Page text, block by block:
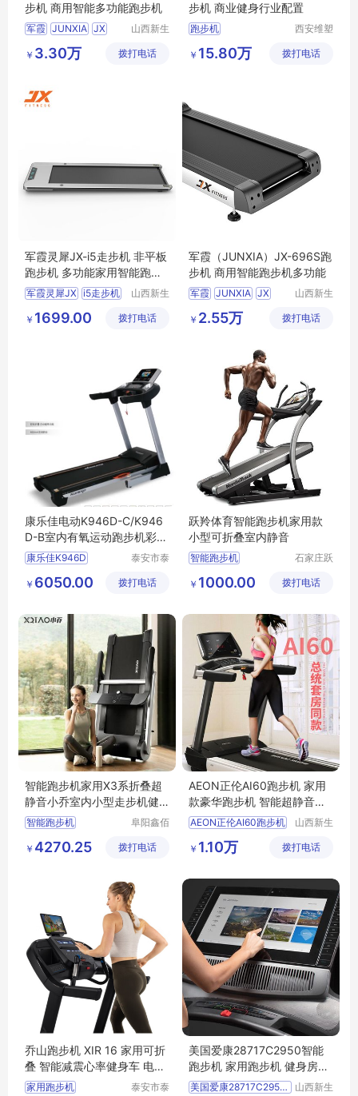
步机 商用智能多功能跑步机
军霞 JUNXIA JX
军霞跑步机
山西新生
材有限公
￥ 3.30万 拨打电话
步机 商业健身行业配置
跑步机
3D智能专业跑步机
西安维塑
有限公司
￥ 15.80万 拨打电话
军霞灵犀JX-i5走步机 非平板
跑步机 多功能家用智能跑步
机
军霞灵犀JX i5走步机
山西新生
材有限公
￥ 1699.00 拨打电话
军霞（JUNXIA）JX-696S跑
步机 商用智能跑步机多功能
军霞 JUNXIA JX
军霞跑步机
山西新生
材有限公
￥ 2.55万 拨打电话
康乐佳电动K946D-C/K946
D-B室内有氧运动跑步机彩屏
连wifi
康乐佳K946D
泰安市泰
瑞特健身
￥ 6050.00 拨打电话
跃羚体育智能跑步机家用款
小型可折叠室内静音
智能跑步机
室内静音跑步机
可折叠跑步机
石家庄跃
材有限公
￥ 1000.00 拨打电话
智能跑步机家用X3系折叠超
静音小乔室内小型走步机健
身房
智能跑步机
跑步机 走步机
阜阳鑫佰
限公司
￥ 4270.25 拨打电话
AEON正伦AI60跑步机 家用
款豪华跑步机 智能超静音轻
商用跑步机
AEON正伦AI60跑步机
智能超静音轻商用跑步机
山西新生
材有限公
￥ 1.10万 拨打电话
乔山跑步机 XIR 16 家用可折
叠 智能减震心率健身车 电动
触控屏
家用跑步机
泰安市泰
美国爱康28717C2950智能
跑步机 家用跑步机 健身房专
用跑步机
美国爱康28717C2950智能跑步机
山西新生